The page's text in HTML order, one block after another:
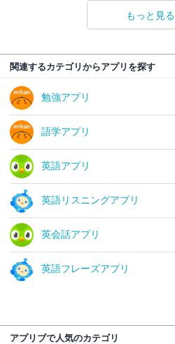
もっと見る
関連するカテゴリからアプリを探す
勉強アプリ
語学アプリ
英語アプリ
英語リスニングアプリ
英会話アプリ
英語フレーズアプリ
アプリブで人気のカテゴリ